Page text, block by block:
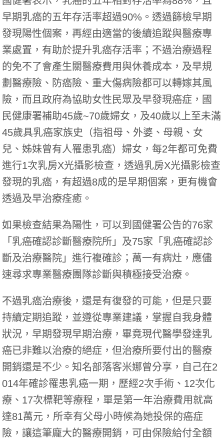
早期乳癌的五年存活率超過90%。透過篩檢早期
發現陽性個案，再經由適當的後續追蹤與醫療專
業處置，有助於提升乳癌存活率；不過治療過程
的免不了會產生關醫療費用與休養成本，及早規
劃醫療險、防癌險、重大傷病險都可以轉嫁其風
險，而且政府為協助女性民眾及早發現癌症，國
民健康署補助45歲~70歲婦女，及40歲以上至未滿
45歲具乳癌家族史（指祖母、外婆、母親、女
兒、姊妹曾有人罹患乳癌）婦女，每2年都可免費
進行1次乳房X光攝影檢查，透過乳房X光攝影檢查
發現的乳癌，有超過8成的是早期個案，更有機會
透過及早治療痊癒。
如果檢查結果為陽性，可以到國健署公告的76家
「乳癌確認診斷醫療院所」及75家「乳癌確認診
斷及治療醫院」進行複確診；萬一有病灶，應儘
速尋求專業醫療團隊診斷與積極接受治療。
不過乳癌治療後，還是有復發的可能，但是只要
持續定期追蹤，並遵從專業建議，掌握自我身體
狀況，早期發現早期治療，畢竟現代醫學發達乳
癌已非難以治療的絕症，但治療所要付出的醫療
開銷還是不少。知名部落客米娜曾分享，自己在2
014年確診罹患乳癌一期，歷經2次手術、12次化
療、17次標靶等療程，單是第一年治療費用就高
達81萬元，所幸有父母小時候為她投保的癌症
險，讓這筆龐大的醫療開銷，可由保險給付全額